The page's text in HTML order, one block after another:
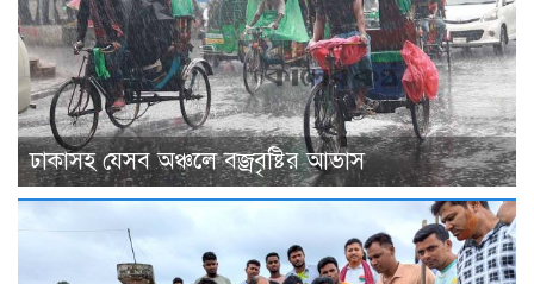
ঢাকাসহ যেসব অঞ্চলে বজ্রবৃষ্টির আভাস